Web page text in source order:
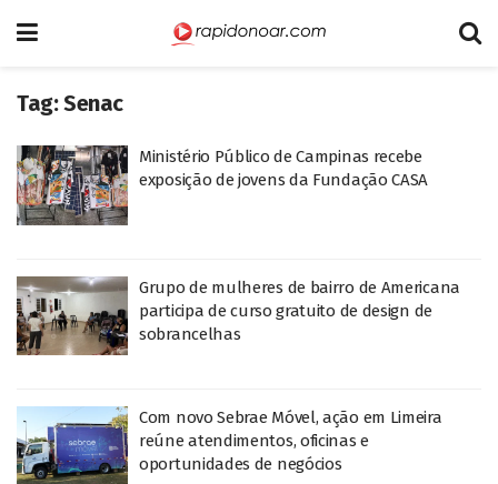
Tag:Senac
Ministério Público de Campinas recebe
exposição de jovens da Fundação CASA
Grupo de mulheres de bairro de Americana
participa de curso gratuito de design de
sobrancelhas
Com novo Sebrae Móvel, ação em Limeira
reúne atendimentos, oficinas e
oportunidades de negócios